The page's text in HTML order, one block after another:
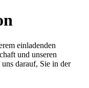
einladenden
und unseren
darauf, Sie in der